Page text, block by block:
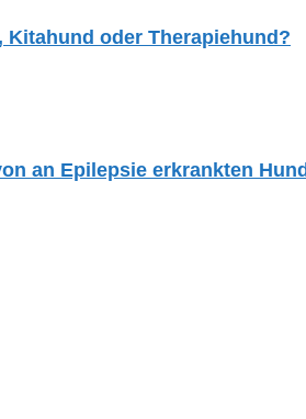
oder Therapiehund?
an Epilepsie erkrankten